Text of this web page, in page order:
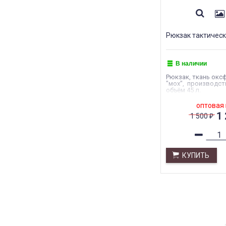
Рюкзак
В наличии
Рюкзак, ткань
"мох",
объём 45 л.
оптовая
1 500₽ 1
КУПИТЬ